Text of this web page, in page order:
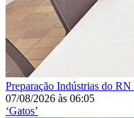
Preparação Indústrias do RN
07/08/2026 às 06:05
‘Gatos’